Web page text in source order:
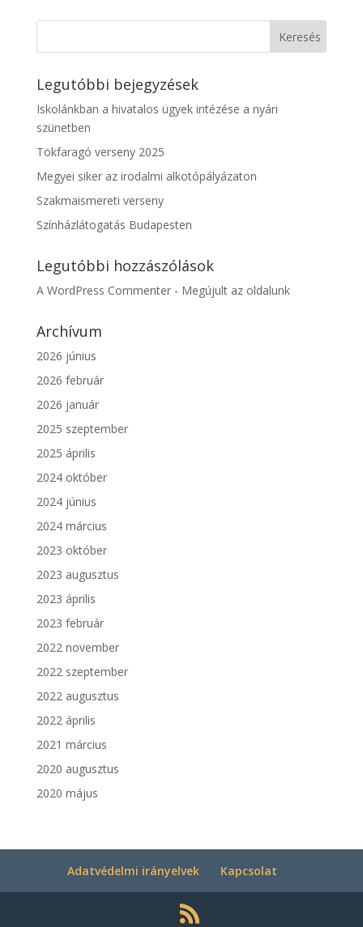
Legutóbbi bejegyzések
Iskolánkban a hivatalos ügyek intézése a nyári
szünetben
Tökfaragó verseny 2025
Megyei siker az irodalmi alkotópályázaton
Szakmaismereti verseny
Színházlátogatás Budapesten
Legutóbbi hozzászólások
A WordPress Commenter- Megújult az oldalunk
Archívum
2026 június
2026 február
2026 január
2025 szeptember
2025 április
2024 október
2024 június
2024 március
2023 október
2023 augusztus
2023 április
2023 február
2022 november
2022 szeptember
2022 augusztus
2022 április
2021 március
2020 augusztus
2020 május
Adatvédelmi irányelvek Kapcsolat